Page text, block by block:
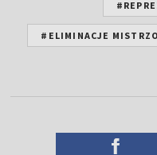
#ELIMINACJE